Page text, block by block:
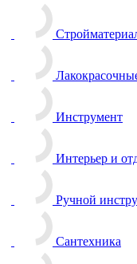
Инструмент
Интерьер и
Ручной
Сантехника